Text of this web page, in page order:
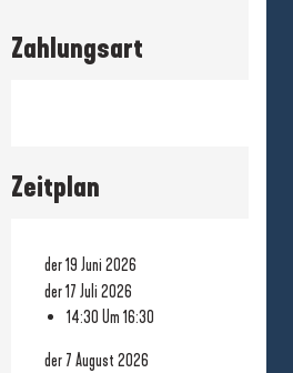
Zahlungsart
Zeitplan
der 19 Juni 2026
der 17 Juli 2026
14:30 Um 16:30
der 7 August 2026